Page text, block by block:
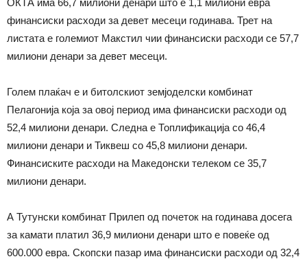
ОКТА има 66,7 милиони денари што е 1,1 милиони евра
финансиски расходи за девет месеци годинава. Трет на
листата е големиот Макстил чии финансиски расходи се 57,7
милиони денари за девет месеци.
Голем плаќач е и битолскиот земјоделски комбинат
Пелагонија која за овој период има финансиски расходи од
52,4 милиони денари. Следна е Топлификација со 46,4
милиони денари и Тиквеш со 45,8 милиони денари.
Финансиските расходи на Македонски телеком се 35,7
милиони денари.
А Тутунски комбинат Прилеп од почеток на годинава досега
за камати платил 36,9 милиони денари што е повеќе од
600.000 евра. Скопски пазар има финансиски расходи од 32,4